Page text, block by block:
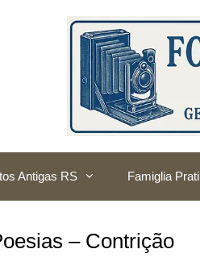
Antigas RS Famiglia Prati
– Contrição